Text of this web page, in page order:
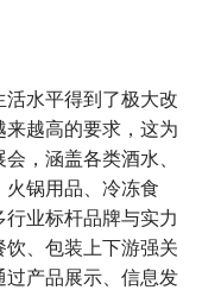
水平得到了极大改
越高的要求，这为
，涵盖各类酒水、
锅用品、冷冻食
业标杆品牌与实力
、包装上下游强关
产品展示、信息发